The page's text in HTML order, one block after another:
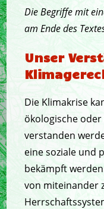
Die Begriffe mit
am Ende des
Unser
Die Klimakrise
ökologische
verstanden
eine soziale und
bekämpft
von miteinander